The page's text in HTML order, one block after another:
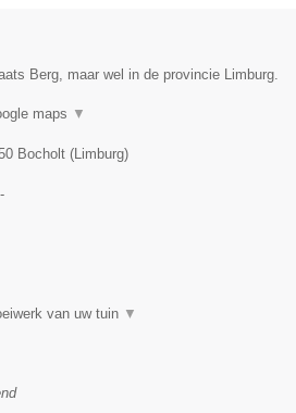
Berg, maar wel in de provincie Limburg.
maps ▼
Bocholt (Limburg)
-
van uw tuin ▼